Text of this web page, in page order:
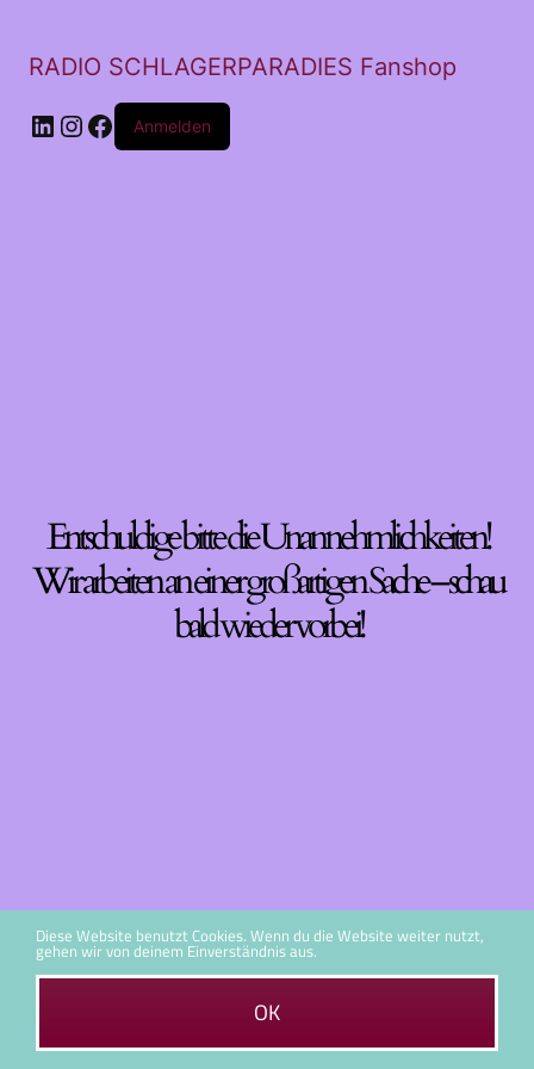
RADIO SCHLAGERPARADIES Fanshop
LinkedIn
Instagram
Facebook
Anmelden
Entschuldige bitte die Unannehmlichkeiten!
Wir arbeiten an einer großartigen Sache – schau
bald wieder vorbei!
Diese Website benutzt Cookies. Wenn du die Website weiter nutzt,
gehen wir von deinem Einverständnis aus.
OK